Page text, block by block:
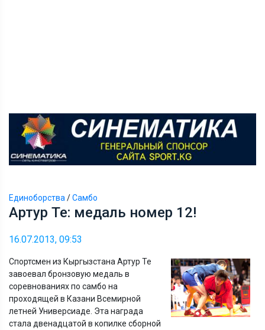
Единоборства /Самбо
Артур Те: медаль номер 12!
16.07.2013, 09:53
Спортсмен из Кыргызстана Артур Те
завоевал бронзовую медаль в
соревнованиях по самбо на
проходящей в Казани Всемирной
летней Универсиаде. Эта награда
стала двенадцатой в копилке сборной